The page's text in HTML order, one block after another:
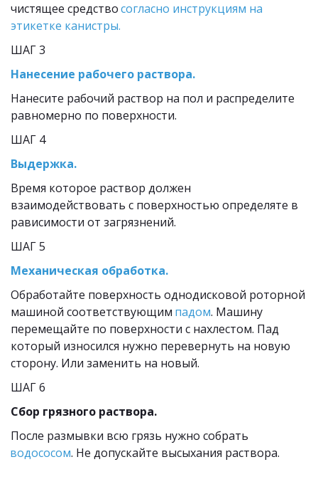
чистящее средство согласно инструкциям на
этикетке канистры.
ШАГ 3
Нанесение рабочего раствора.
Нанесите рабочий раствор на пол и распределите
равномерно по поверхности.
ШАГ 4
Выдержка.
Время которое раствор должен
взаимодействовать с поверхностью определяте в
рависимости от загрязнений.
ШАГ 5
Механическая обработка.
Обработайте поверхность однодисковой роторной
машиной соответствующим падом. Машину
перемещайте по поверхности с нахлестом. Пад
который износился нужно перевернуть на новую
сторону. Или заменить на новый.
ШАГ 6
Сбор грязного раствора.
водососом. Не допускайте высыхания раствора.